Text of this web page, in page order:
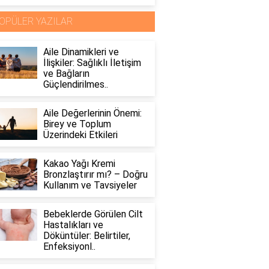
YAZILAR
Aile Dinamikleri ve
İlişkiler: Sağlıklı İletişim
ve Bağların
Güçlendirilmes..
Aile Değerlerinin Önemi:
Birey ve Toplum
Üzerindeki Etkileri
Kakao Yağı Kremi
Bronzlaştırır mı? – Doğru
Kullanım ve Tavsiyeler
Bebeklerde Görülen Cilt
Hastalıkları ve
Döküntüler: Belirtiler,
Enfeksiyonl..